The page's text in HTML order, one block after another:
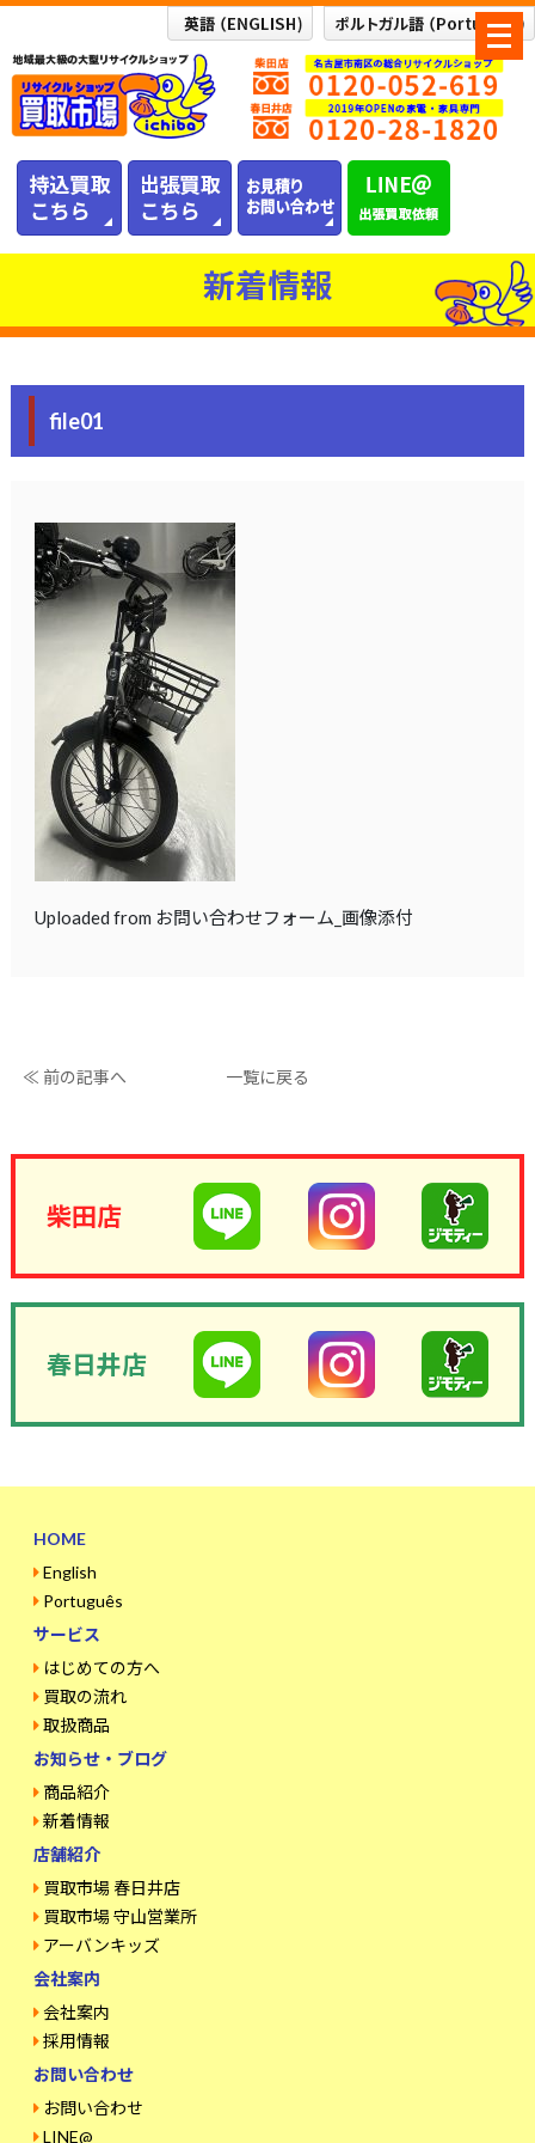
メ
ニ
ュ
ー
新着情報
file01
Uploaded from お問い合わせフォーム_画像添付
≪ 前の記事へ 一覧に戻る
柴田店
春日井店
HOME
English
Português
サービス
はじめての方へ
買取の流れ
取扱商品
お知らせ・ブログ
商品紹介
新着情報
店舗紹介
買取市場 春日井店
買取市場 守山営業所
アーバンキッズ
会社案内
会社案内
採用情報
お問い合わせ
お問い合わせ
LINE@